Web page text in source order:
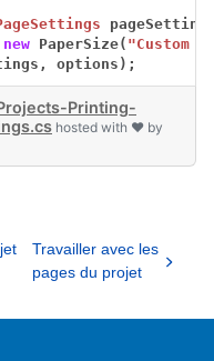
new PaperSize( "Custom
options);
Printing-
hosted with ❤ by
Travailler avec les
pages du projet